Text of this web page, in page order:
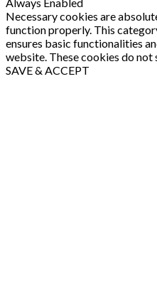
Always Enabled
Necessary cookies are
function properly. This
ensures basic functionalities
website. These cookies do
SAVE & ACCEPT